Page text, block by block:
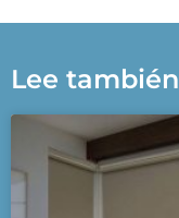
Lee también